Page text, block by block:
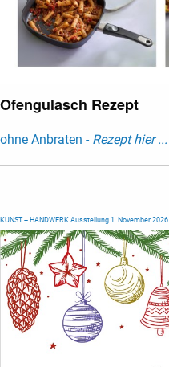
Ofengulasch Rezept
ohne Anbraten - Rezept hier ...
KUNST + HANDWERK Ausstellung 1. November 2026